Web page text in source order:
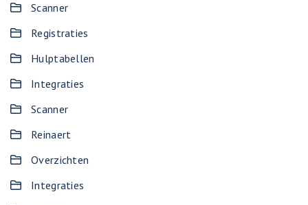
Scanner
Registraties
Hulptabellen
Integraties
Scanner
Reinaert
Overzichten
Integraties